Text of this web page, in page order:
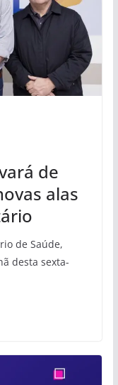
de
alas
de Saúde,
desta sexta-